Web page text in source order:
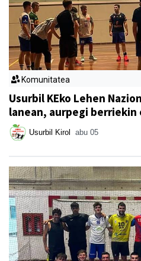
Komunitatea
Usurbil KEko Lehen
lanean, aurpegi
Usurbil Kirol abu 05